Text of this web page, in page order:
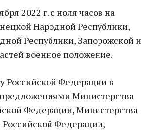
2022 г. с ноля часов на
Народной Республики,
Республики, Запорожской и
военное положение.
Российской Федерации в
предложениями Министерства
Федерации, Министерства
Российской Федерации,